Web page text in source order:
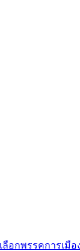
อกพรรคการเมือ